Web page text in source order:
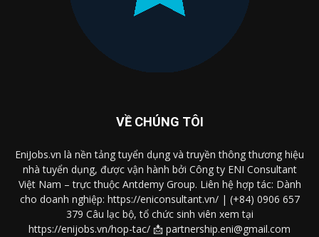
VỀ CHÚNG TÔI
EniJobs.vn là nền tảng tuyển dụng và truyền thông thương hiệu
nhà tuyển dụng, được vận hành bởi Công ty ENI Consultant
Việt Nam – trực thuộc Antdemy Group. Liên hệ hợp tác: Dành
cho doanh nghiệp: https://eniconsultant.vn/ | (+84) 0906 657
379 Câu lạc bộ, tổ chức sinh viên xem tại
https://enijobs.vn/hop-tac/ 📩 partnership.eni@gmail.com